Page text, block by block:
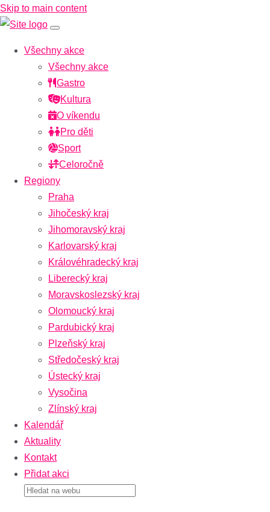
Skip to main content
Všechny akce
Všechny akce
Gastro
Kultura
O víkendu
Pro děti
Sport
Celoročně
Regiony
Praha
Jihočeský kraj
Jihomoravský kraj
Karlovarský kraj
Královéhradecký kraj
Liberecký kraj
Moravskoslezský kraj
Olomoucký kraj
Pardubický kraj
Plzeňský kraj
Středočeský kraj
Ústecký kraj
Vysočina
Zlínský kraj
Kalendář
Aktuality
Kontakt
Přidat akci